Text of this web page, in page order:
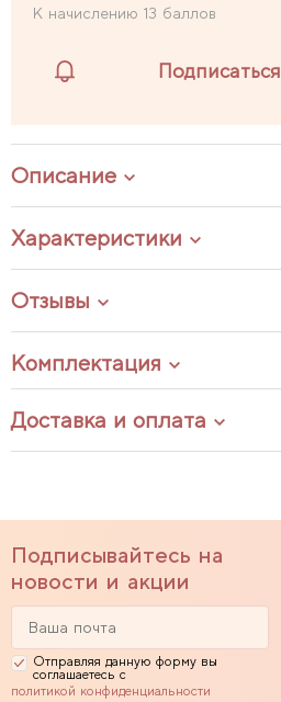
К начислению 13 баллов
Подписаться
Описание
Характеристики
Отзывы
Комплектация
Доставка и оплата
Подписывайтесь на
новости и акции
Отправляя данную форму вы
соглашаетесь с
политикой конфиденциальности